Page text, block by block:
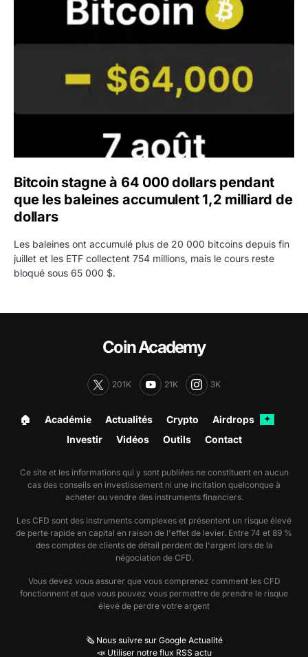
Bitcoin stagne à 64 000 dollars pendant que les
Bitcoin stagne à 64 000 dollars pendant
que les baleines accumulent 1,2 milliard de
dollars
Les baleines ont accumulé plus de 20 000 bitcoins depuis fin
juillet et les ETF collectent 754 millions, mais le cours reste
bloqué sous 65 000 $.
Coin Academy
201K 21K 3K
🏠︎ Académie Actualités Crypto Airdrops ✦
Investir Vidéos Outils Contact
Ce site et les informations qui y sont publiées ne constituent en aucun
cas des conseils en investissement ni une incitation quelconque à
acheter ou vendre des instruments financiers.
Les CFD sont des instruments complexes et présentent un risque élevé
de perte rapide en capital en raison de l'effet de levier. Entre 74 et 89 %
des comptes de clients de détail perdent de l'argent lors de la
négociation de CFD.
Vous devez vous assurer que vous comprenez comment les CFD
fonctionnent et que vous pouvez vous permettre de prendre le risque
élevé de perdre votre argent
🗞️ Nous suivre sur Google Actualité
📣 Utiliser notre flux RSS actu